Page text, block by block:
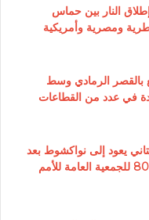
النار بين حماس
ومصرية وأمريكية
بالقصر الرمادي وسط
في عدد من القطاعات
يعود إلى نواكشوط بعد
مشاركته في الدورة 80 للجمعية العامة للأمم